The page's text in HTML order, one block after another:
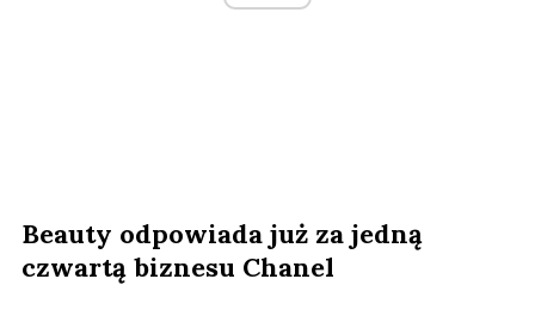
Beauty odpowiada już za jedną
czwartą biznesu Chanel